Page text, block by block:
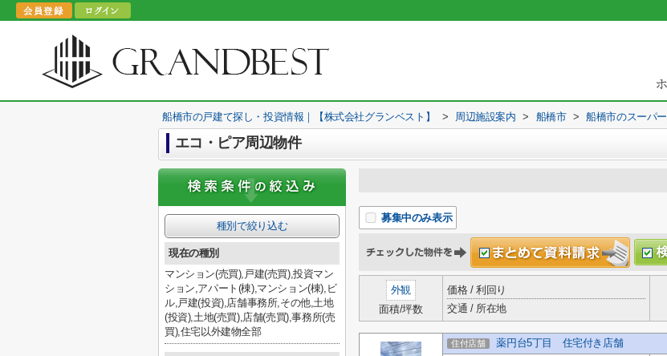
船橋市の戸建て探し・投資情報｜【株式会社グランベスト】 > 周辺施設案内 > 船橋市 > 船橋市のスーパー
エコ・ピア周辺物件
募集中のみ表示
外観
面積/坪数
価格 / 利回り
交通 / 所在地
住付店舗 薬円台5丁目 住宅付き店舗
種別で絞り込む
現在の種別
マンション(売買),戸建(売買),投資マン
ション,アパート(棟),マンション(棟),ビ
ル,戸建(投資),店舗事務所,その他,土地
(投資),土地(売買),店舗(売買),事務所(売
買),住宅以外建物全部